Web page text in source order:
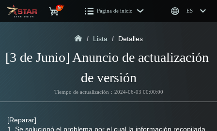
Página de inicio ES
/ Lista / Detalles
[3 de Junio] Anuncio de actualización
de versión
Tiempo de actualización：2024-06-03 00:00:00
[Reparar]
1. Se solucionó el problema por el cual la información recopilada